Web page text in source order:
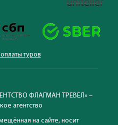
туров
ФЛАГМАН ТРЕВЕЛ» –
агентство
на сайте, носит